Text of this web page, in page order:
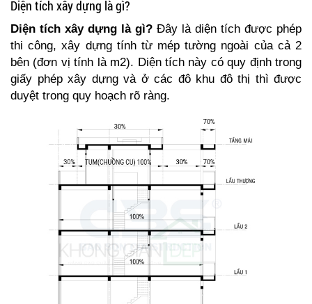
Diện tích xây dựng là gì?
Diện tích xây dựng là gì? Đây là diện tích được phép
thi công, xây dựng tính từ mép tường ngoài của cả 2
bên (đơn vị tính là m2). Diện tích này có quy định trong
giấy phép xây dựng và ở các đô khu đô thị thì được
duyệt trong quy hoạch rõ ràng.